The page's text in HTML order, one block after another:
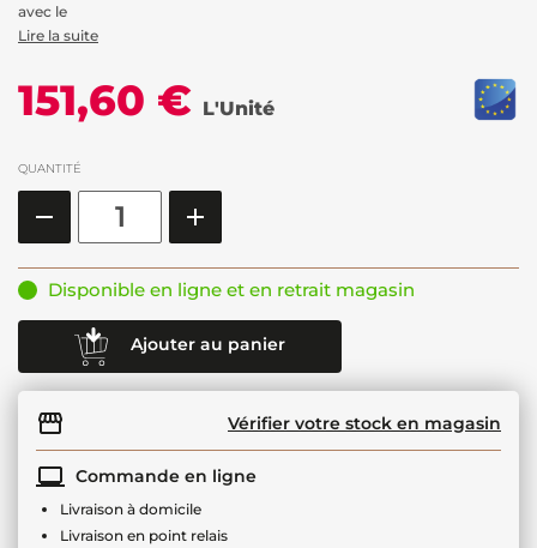
avec le
Lire la suite
151,60 € L'Unité
QUANTITÉ
Disponible en ligne et en retrait magasin
Ajouter au panier
Vérifier votre stock en magasin
Commande en ligne
Livraison à domicile
Livraison en point relais